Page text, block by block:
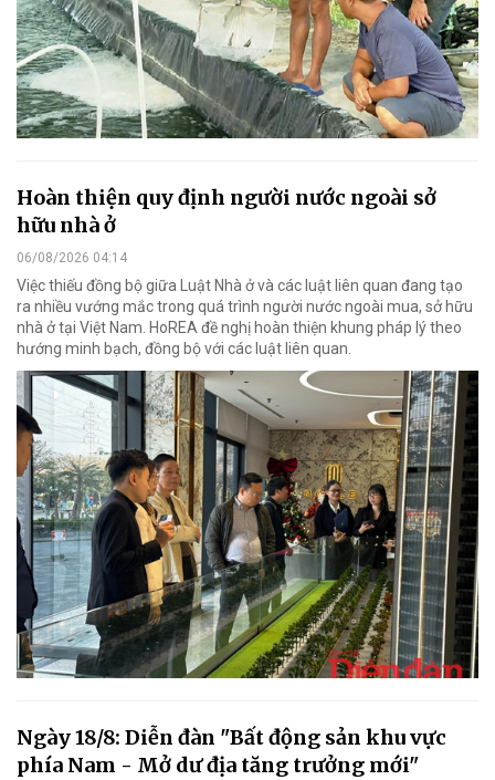
Hoàn thiện quy định người nước ngoài sở
hữu nhà ở
06/08/2026 04:14
Việc thiếu đồng bộ giữa Luật Nhà ở và các luật liên quan đang tạo
ra nhiều vướng mắc trong quá trình người nước ngoài mua, sở hữu
nhà ở tại Việt Nam. HoREA đề nghị hoàn thiện khung pháp lý theo
hướng minh bạch, đồng bộ với các luật liên quan.
Ngày 18/8: Diễn đàn "Bất động sản khu vực
phía Nam - Mở dư địa tăng trưởng mới"